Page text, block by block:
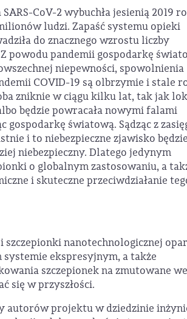
CoV-2 wybuchła jesienią 2019
ludzi. Zapaść systemu opieki
do znacznego wzrostu liczby
powodu pandemii gospodarkę
niepewności, spowolnienia
COVID-19 są olbrzymie i stale
zniknie w ciągu kilku lat, tak jak
będzie powracała nowymi falami
światową. Sądząc z
i to niebezpieczne zjawisko
niebezpieczny. Dlatego jedynym
o globalnym zastosowaniu, a
i skuteczne przeciwdziałanie
nanotechnologicznej
ekspresyjnym, a także
szczepionek na zmutowane
się w przyszłości.
autorów projektu w dziedzinie